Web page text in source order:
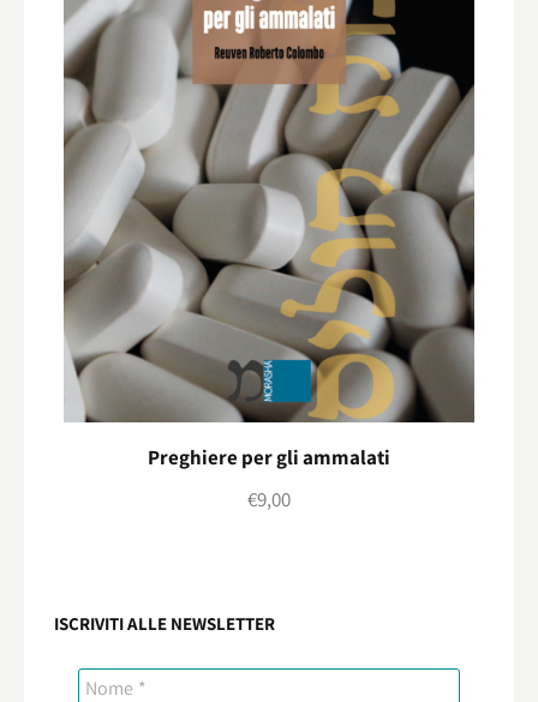
Preghiere per gli ammalati
€9,00
ISCRIVITI ALLE NEWSLETTER